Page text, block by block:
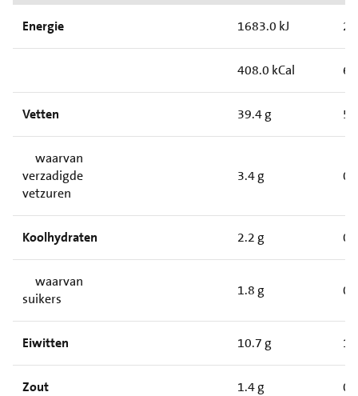
Energie 1683.0 kJ
408.0 kCal
Vetten 39.4 g
waarvan
verzadigde
vetzuren
3.4 g
Koolhydraten 2.2 g
waarvan
suikers
1.8 g
Eiwitten 10.7 g
Zout 1.4 g